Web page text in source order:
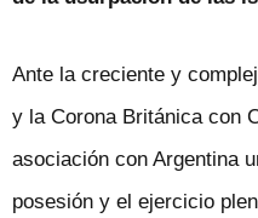
Ante la creciente y
y la Corona Británica con
asociación con Argentina
posesión y el ejercicio